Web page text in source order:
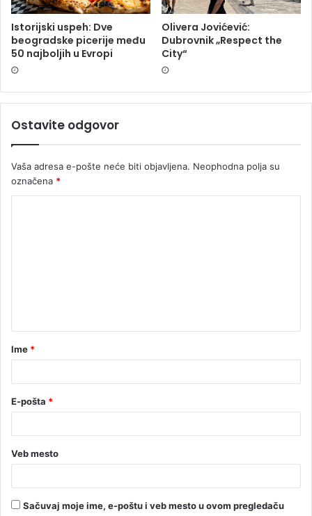
Istorijski uspeh: Dve
beogradske picerije među
50 najboljih u Evropi
Olivera Jovićević:
Dubrovnik „Respect the
City“
Ostavite odgovor
Vaša adresa e-pošte neće biti objavljena. Neophodna polja su
označena *
Ime *
E-pošta *
Veb mesto
Sačuvaj moje ime, e-poštu i veb mesto u ovom pregledaču